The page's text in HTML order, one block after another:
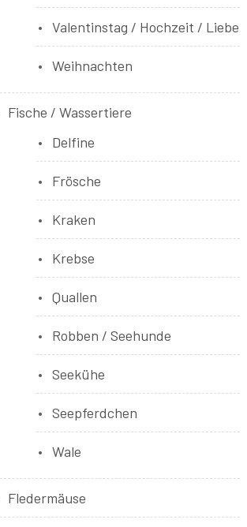
Valentinstag / Hochzeit / Liebe
Weihnachten
Fische / Wassertiere
Delfine
Frösche
Kraken
Krebse
Quallen
Robben / Seehunde
Seekühe
Seepferdchen
Wale
Fledermäuse